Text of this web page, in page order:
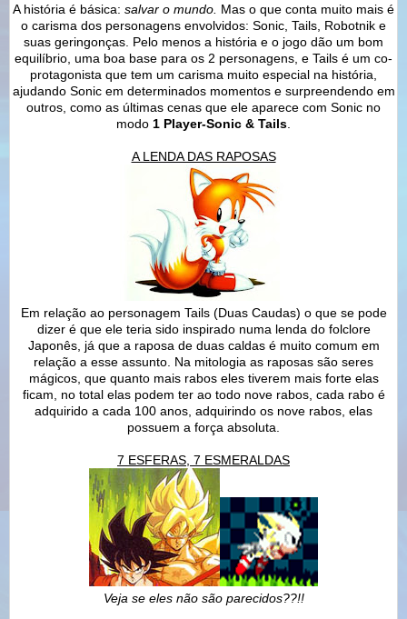
A história é básica: salvar o mundo. Mas o que conta muito mais é
o carisma dos personagens envolvidos: Sonic, Tails, Robotnik e
suas geringonças. Pelo menos a história e o jogo dão um bom
equilíbrio, uma boa base para os 2 personagens, e Tails é um co-
protagonista que tem um carisma muito especial na história,
ajudando Sonic em determinados momentos e surpreendendo em
outros, como as últimas cenas que ele aparece com Sonic no
modo 1 Player-Sonic & Tails
A LENDA DAS RAPOSAS
Em relação ao personagem Tails (Duas Caudas) o que se pode
dizer é que ele teria sido inspirado numa lenda do folclore
Japonês, já que a raposa de duas caldas é muito comum em
relação a esse assunto. Na mitologia as raposas são seres
mágicos, que quanto mais rabos eles tiverem mais forte elas
ficam, no total elas podem ter ao todo nove rabos, cada rabo é
adquirido a cada 100 anos, adquirindo os nove rabos, elas
possuem a força absoluta.
7 ESFERAS, 7 ESMERALDAS
Veja se eles não são parecidos??!!